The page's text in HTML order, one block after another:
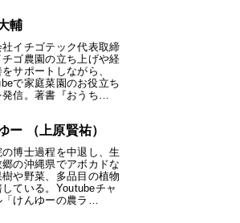
輔
イチゴテック代表取締
ゴ農園の立ち上げや経
サポートしながら、
で家庭菜園のお役立ち
信。著書『おうち…
ー （上原賢祐）
の博士過程を中退し、生
郷の沖縄県でアボカドな
樹や野菜、多品目の植物
している。Youtubeチャ
「けんゆーの農ラ…